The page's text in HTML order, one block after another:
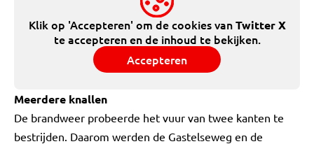
Klik op 'Accepteren' om de cookies vanTwitter X
te accepteren en de inhoud te bekijken.
Accepteren
Meerdere knallen
De brandweer probeerde het vuur van twee kanten te
bestrijden. Daarom werden de Gastelseweg en de